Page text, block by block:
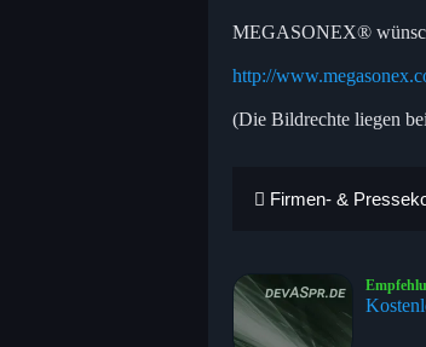
MEGASONEX®
http://
(Die Bildrechte liegen
Firmen- &